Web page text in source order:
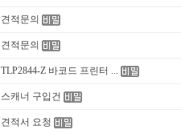
견적문의
견적문의
TLP2844-Z 바코드 프린터 ...
스캐너 구입건
견적서 요청